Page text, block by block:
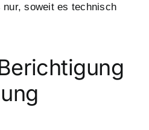
soweit es technisch